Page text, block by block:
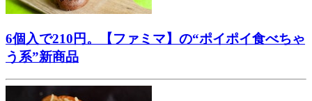
6個入で210円。【ファミマ】の“ポイポイ食べちゃ
う系”新商品